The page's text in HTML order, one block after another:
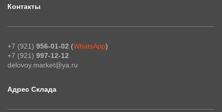
Контакты
+7 (921) 956-01-02 (WhatsApp)
+7 (921) 997-12-12
delovoy.market@ya.ru
Адрес Склада